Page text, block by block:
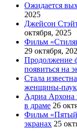
Ожидается
2025
Джейсон
октября, 2025
Фильм
29 октября,
Продолжение
появиться на
Стала
женщины-
Адриа Архона
в драме 26
Фильм «Пятый
экранах 25